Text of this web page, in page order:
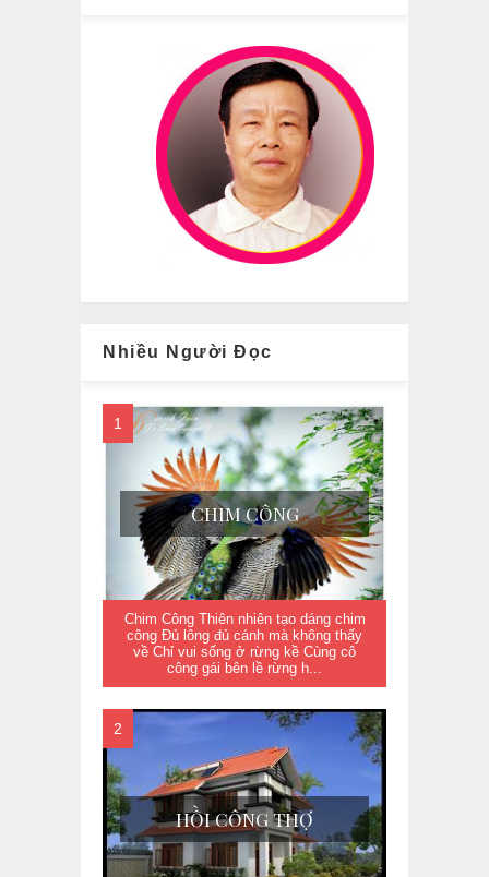
Nhiều Người Đọc
CHIM CÔNG
Chim Công Thiên nhiên tạo dáng chim
công Đủ lông đủ cánh mà không thấy
về Chỉ vui sống ở rừng kề Cùng cô
công gái bên lề rừng h...
HỒI CÔNG THỢ